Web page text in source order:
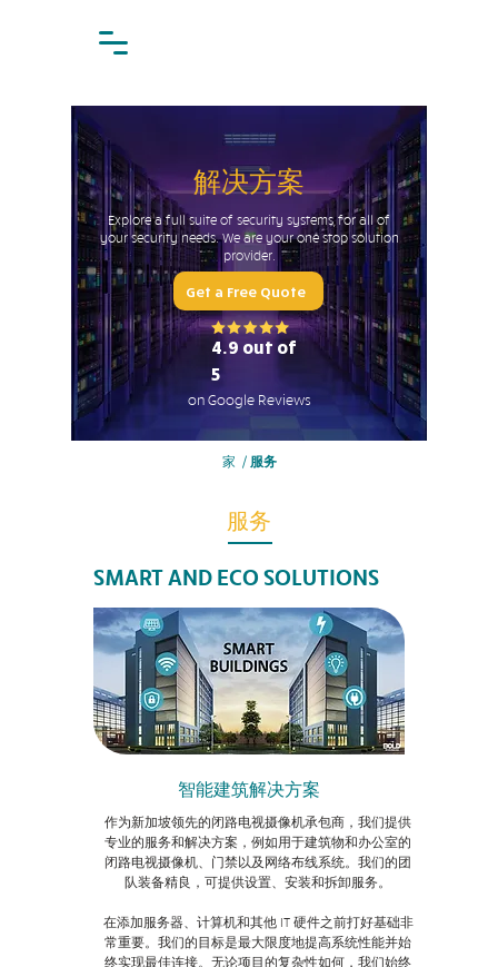
解决方案
Explore a full suite of security systems, for all of
your security needs. We are your one stop solution
provider.
Get a Free Quote
4.9 out of
5
on Google Reviews
家 / 服务
服务
SMART AND ECO SOLUTIONS
智能建筑解决方案
作为新加坡领先的闭路电视摄像机承包商，我们提供
专业的服务和解决方案，例如用于建筑物和办公室的
闭路电视摄像机、门禁以及网络布线系统。我们的团
队装备精良，可提供设置、安装和拆卸服务。
在添加服务器、计算机和其他 IT 硬件之前打好基础非
常重要。我们的目标是最大限度地提高系统性能并始
终实现最佳连接。无论项目的复杂性如何，我们始终